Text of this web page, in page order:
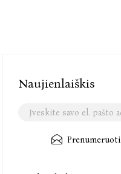
Naujienlaiškis
Prenumeruoti